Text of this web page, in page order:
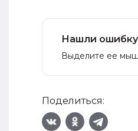
Нашли ошибку
Выделите ее
Поделиться: